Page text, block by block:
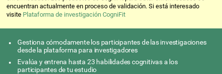
encuentran actualmente en proceso de validación. Si está interesado
visite Plataforma de investigación CogniFit
Gestiona cómodamente los participantes de las investigaciones
desde la plataforma para investigadores
Evalúa y entrena hasta 23 habilidades cognitivas a los
participantes de tu estudio